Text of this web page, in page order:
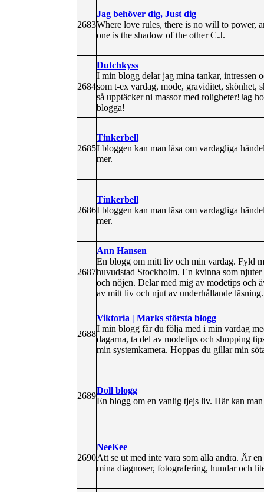
2683
Jag behöver dig, Just dig
Where love rules, there is no will to power,
one is the shadow of the other C.J.
2684
Dutchkyss
I min blogg delar jag mina tankar, intressen
som t-ex vardag, mode, graviditet,
så upptäcker ni massor med roligheter!Jag
blogga!
2685
Tinkerbell
I bloggen kan man läsa om vardagliga
mer.
2686
Tinkerbell
I bloggen kan man läsa om vardagliga
mer.
2687
Ann Hansen
En blogg om mitt liv och min vardag. Fyld
huvudstad Stockholm. En kvinna som
och nöjen. Delar med mig av modetips och
av mitt liv och njut av underhållande läsning.
2688
Viktoria | Marks största blogg
I min blogg får du följa med i min vardag
dagarna, ta del av modetips och shopping
min systemkamera. Hoppas du gillar min
2689
Doll blogg
En blogg om en vanlig tjejs liv. Här kan
2690
NeeKee
Att se ut med inte vara som alla andra. Är
mina diagnoser, fotografering, hundar och